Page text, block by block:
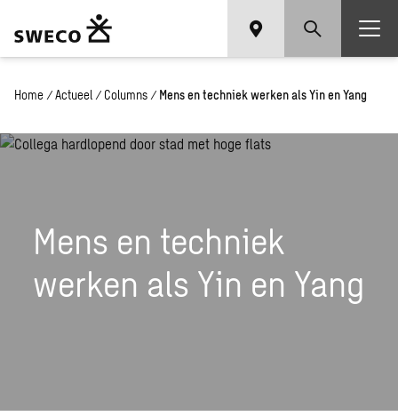
Home / Actueel / Columns / Mens en techniek werken als Yin en Yang
Mens en techniek
werken als Yin en Yang